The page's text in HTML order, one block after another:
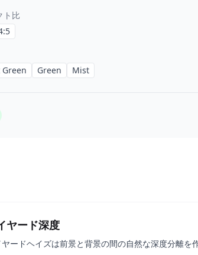
ト比
Green
Green Mist
ヤード深度
ヤードヘイズは前景と背景の間の自然な深度分離を